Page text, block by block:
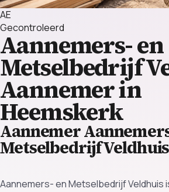
AE
Gecontroleerd
Aannemers- en
Metselbedrijf
Aannemer in
Heemskerk
Aannemer
Metselbedrijf Veldhuis
Aannemers- en Metselbedrijf Veldhuis